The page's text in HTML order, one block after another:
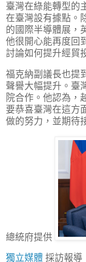
臺灣在綠能轉型的
在臺灣設有據點。
的國際半導體展，
他很開心能再度回
討論如何提升經貿
福克納副議長也提
聲譽大幅提升。臺
院合作。他認為，
要恭喜臺灣在這方
做的努力，並期待
總統府提供
獨立媒體 採訪報導